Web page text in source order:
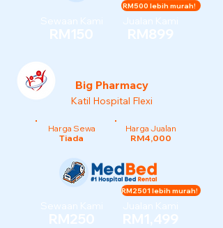
Sewaan Kami
RM150
Jualan Kami
RM899
RM500 lebih murah!
Big Pharmacy
Katil Hospital Flexi
Harga Sewa
Tiada
Harga Jualan
RM4,000
Sewaan Kami
RM250
Jualan Kami
RM1,499
RM2501 lebih murah!